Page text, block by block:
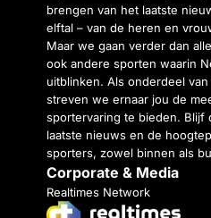
brengen van het laatste
elftal – van de heren en
Maar we gaan verder dan
ook andere sporten waarin
uitblinken. Als onderdeel
streven we ernaar jou de
sportervaring te bieden. Blijf
laatste nieuws en de
sporters, zowel binnen als
Corporate & Media
Realtimes Network